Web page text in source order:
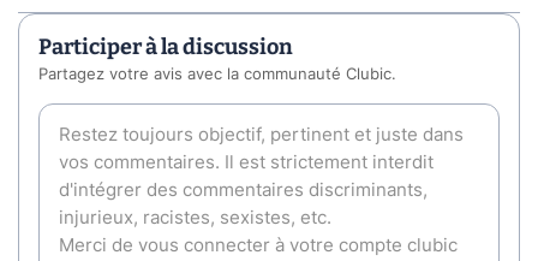
Participer à la discussion
Partagez votre avis avec la communauté Clubic.